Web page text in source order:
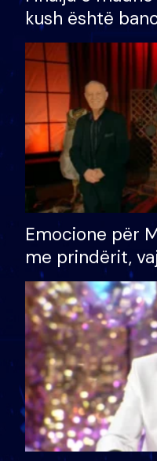
kush është
shtëpinë dhe
të fituar
Emocione për
me prindërit,
bashkëshorten:
divorci apo jo?